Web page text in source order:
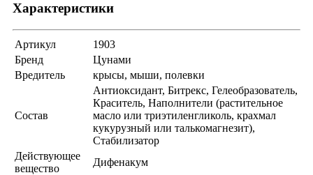
Характеристики
Артикул
1903
Бренд
Цунами
Вредитель
крысы, мыши, полевки
Состав
Антиоксидант, Битрекс, Гелеобразователь,
Краситель, Наполнители (растительное
масло или триэтиленгликоль, крахмал
кукурузный или талькомагнезит),
Стабилизатор
Действующее
вещество
Дифенакум